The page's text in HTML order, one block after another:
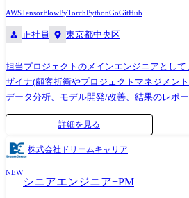
うな裁量の大きい環境で自らのプロフェッシ
お客様が設計した問題に対してその問題設計
のもと、必要人員の確保依頼やツールの追
な提案ができること ●技術スタック 使用する技術はプロジェクトにより
異なりますが、主に以下の技術スタックを
・データ分析全般（NumPy, pandas,
・機械学習（sckit-learn, statsmodelsm,
Deep Learning（PyTorch, TensorFlow, Hugging
・実験管理（Kedro, mlflow, Kubeflow） ●社内活動 エンジニアリング部で
は以下のような社内活動を通じて技術的成長
にジャストフィットする形でAIを受託開発
課題の解決に貢献 また他社との差別化のた
型AIテーマ」に注力しています。 ●プロジェクトの開発フロー 弊社では
約3ヶ月間という短いサイクルで機械学習モ
をお客様に提供しています。 顧客折衝は基
デザイナが行いますが、希望に応じてエンジ
接提案したり顧客ニーズを聞いたりすることができ
成・支援制度 基本的に弊社では1つのPJTに
ューションデザイナ/エンジニアが1名ずつア
ューションデザイナ/エンジニアそれぞれを
AWSTensorFlowPyTorchPythonGoGitHub
正社員 東京都中央区
担当プロジェクトのメインエンジニアとし
ザイナ(顧客折衝やプロジェクトマネジメン
データ分析、モデル開発/改善、結果のレポ
だきます。 また、それに加え、他プロジェ
スーパーバイズおよび組織運営にも携わっていただ
業務内容> ・ディープラーニング等の機械学
ョンの開発(機械学習エンジニアと同様) ・プ
術観点からの評価やアドバイス ・機械学習
ェクトのスーパーバイズ ・エンジニアリン
詳細を見る
株式会社ドリームキャリア
NEW
シニアエンジニア+PM